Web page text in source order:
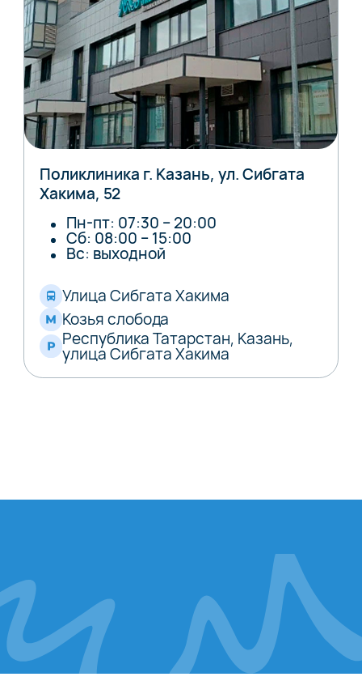
Поликлиника г. Казань, ул. Сибгата
Хакима, 52
Пн-пт: 07:30 – 20:00
Сб: 08:00 – 15:00
Вс: выходной
Улица Сибгата Хакима
Козья слобода
Республика Татарстан, Казань,
улица Сибгата Хакима